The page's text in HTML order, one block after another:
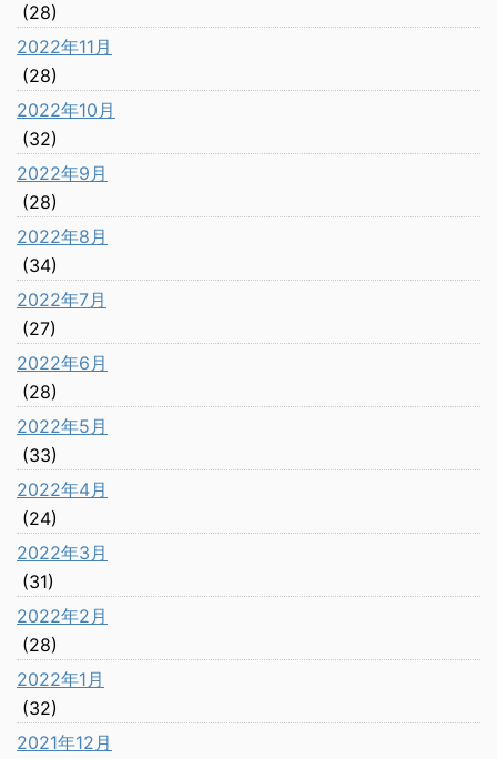
(28)
2022年11月
(28)
2022年10月
(32)
2022年9月
(28)
2022年8月
(34)
2022年7月
(27)
2022年6月
(28)
2022年5月
(33)
2022年4月
(24)
2022年3月
(31)
2022年2月
(28)
2022年1月
(32)
2021年12月